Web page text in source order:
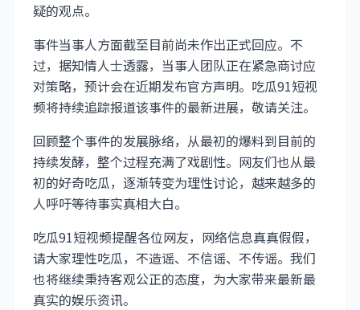
疑的观点。
事件当事人方面截至目前尚未作出正式回应。不
过，据知情人士透露，当事人团队正在紧急商讨应
对策略，预计会在近期发布官方声明。吃瓜91短视
频将持续追踪报道该事件的最新进展，敬请关注。
回顾整个事件的发展脉络，从最初的爆料到目前的
持续发酵，整个过程充满了戏剧性。网友们也从最
初的好奇吃瓜，逐渐转变为理性讨论，越来越多的
人呼吁等待事实真相大白。
吃瓜91短视频提醒各位网友，网络信息真真假假，
请大家理性吃瓜，不造谣、不信谣、不传谣。我们
也将继续秉持客观公正的态度，为大家带来最新最
真实的娱乐资讯。